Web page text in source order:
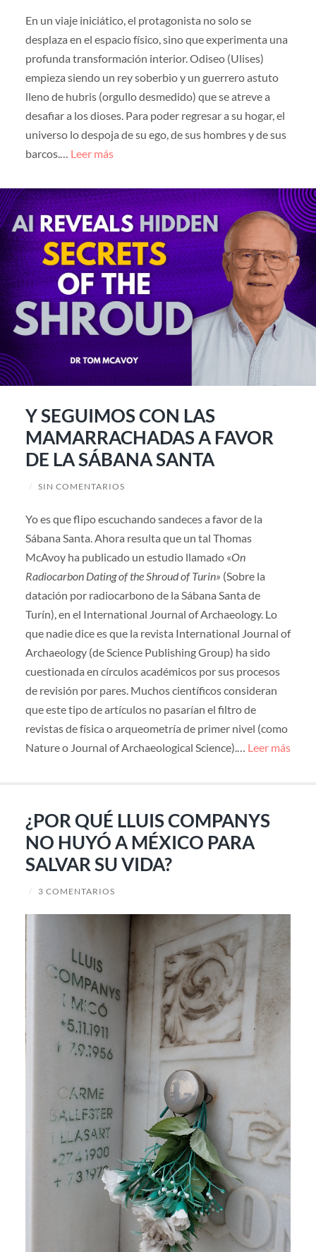
En un viaje iniciático, el protagonista no solo se
desplaza en el espacio físico, sino que experimenta una
profunda transformación interior. Odiseo (Ulises)
empieza siendo un rey soberbio y un guerrero astuto
lleno de hubris (orgullo desmedido) que se atreve a
desafiar a los dioses. Para poder regresar a su hogar, el
universo lo despoja de su ego, de sus hombres y de sus
barcos.… Leer más
Y SEGUIMOS CON LAS
MAMARRACHADAS A FAVOR
DE LA SÁBANA SANTA
/ SIN COMENTARIOS
Yo es que flipo escuchando sandeces a favor de la
Sábana Santa. Ahora resulta que un tal Thomas
McAvoy ha publicado un estudio llamado «On
Radiocarbon Dating of the Shroud of Turin» (Sobre la
datación por radiocarbono de la Sábana Santa de
Turín), en el International Journal of Archaeology. Lo
que nadie dice es que la revista International Journal of
Archaeology (de Science Publishing Group) ha sido
cuestionada en círculos académicos por sus procesos
de revisión por pares. Muchos científicos consideran
que este tipo de artículos no pasarían el filtro de
revistas de física o arqueometría de primer nivel (como
Nature o Journal of Archaeological Science).… Leer más
¿POR QUÉ LLUIS COMPANYS
NO HUYÓ A MÉXICO PARA
SALVAR SU VIDA?
/ 3 COMENTARIOS